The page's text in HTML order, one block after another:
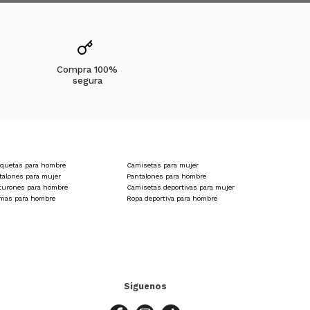
practicidad y diseño relajado, dándote ese look casual
día se ponga agitado. Son cómodos, prácticos y listos
Compra 100%
segura
para hombre
Camisetas para mujer
para mujer
Pantalones para hombre
para hombre
Camisetas deportivas para mujer
para hombre Ropa deportiva para hombre
Siguenos